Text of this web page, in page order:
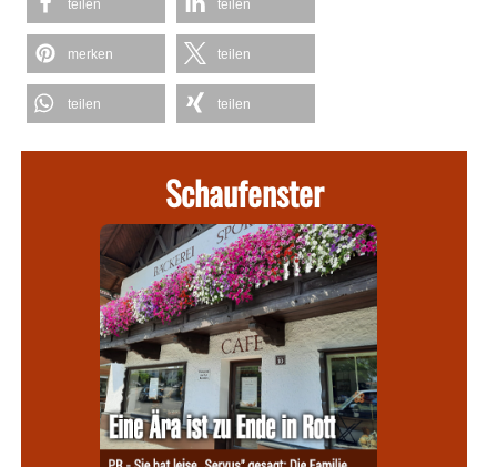
teilen teilen
merken teilen
teilen teilen
Schaufenster